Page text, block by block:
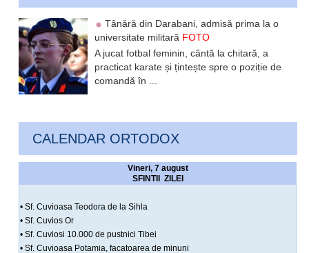
Tânără din Darabani, admisă prima la o
universitate militară FOTO
A jucat fotbal feminin, cântă la chitară, a
practicat karate și țintește spre o poziție de
comandă în ...
CALENDAR ORTODOX
Vineri, 7 august
SFINTII ZILEI
• Sf. Cuvioasa Teodora de la Sihla
• Sf. Cuvios Or
• Sf. Cuviosi 10.000 de pustnici Tibei
• Sf. Cuvioasa Potamia, facatoarea de minuni